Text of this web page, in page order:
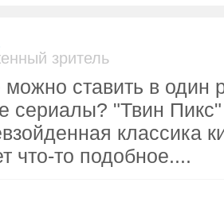
зритель
можно ставить в один
сериалы? "Твин Пикс"
классика
что-то подобное....